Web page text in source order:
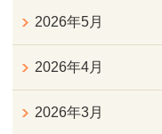
2026年5月
2026年4月
2026年3月